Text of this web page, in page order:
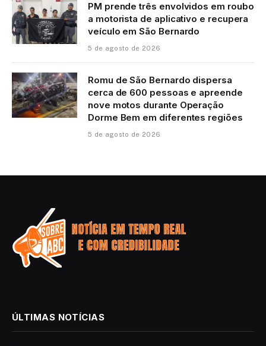
PM prende três envolvidos em roubo
a motorista de aplicativo e recupera
veículo em São Bernardo
5 de agosto de 2026
Romu de São Bernardo dispersa
cerca de 600 pessoas e apreende
nove motos durante Operação
Dorme Bem em diferentes regiões
5 de agosto de 2026
ÚLTIMAS NOTÍCIAS